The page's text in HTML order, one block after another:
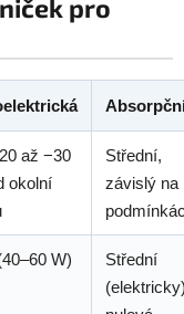
pro
až −30
okolní
Střední,
závislý na
W)
Střední